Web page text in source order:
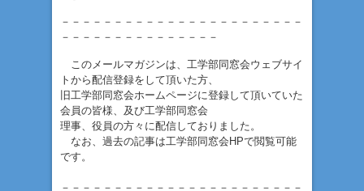
－－－－－－－－－－－－－－－－－－－－－－－
－－－－－－－－－－－－－－－
このメールマガジンは、工学部同窓会ウェブサイ
トから配信登録をして頂いた方、
旧工学部同窓会ホームページに登録して頂いていた
会員の皆様、及び工学部同窓会
理事、役員の方々に配信しておりました。
なお、過去の記事は工学部同窓会HPで閲覧可能
です。
－－－－－－－－－－－－－－－－－－－－－－－